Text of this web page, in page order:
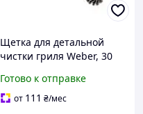
Щетка для детальной
чистки гриля Weber, 30
Готово к отправке
от 111 ₴/мес